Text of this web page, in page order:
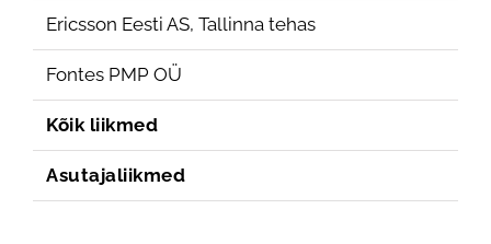
Ericsson Eesti AS, Tallinna tehas
Fontes PMP OÜ
Kõik liikmed
Asutajaliikmed